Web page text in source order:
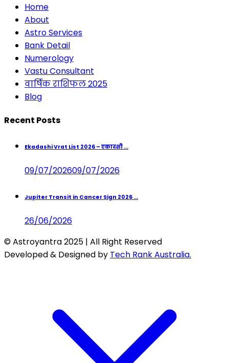
Home
About
Astro Services
Bank Detail
Numerology
Vastu Consultant
वार्षिक राशिफल 2025
Blog
Recent Posts
Ekadashi Vrat List 2026 – एकादशी ...
09/07/202609/07/2026
Jupiter Transit in Cancer Sign 2026 ...
26/06/2026
© Astroyantra 2025 | All Right Reserved
Developed & Designed by Tech Rank Australia.